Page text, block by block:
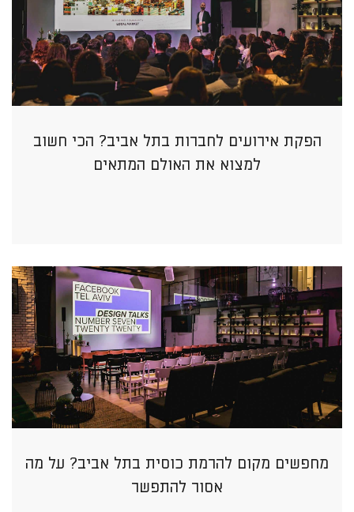
הפקת אירועים לחברות בתל אביב? הכי חשוב
למצוא את האולם המתאים
מחפשים מקום להרמת כוסית בתל אביב? על מה
אסור להתפשר